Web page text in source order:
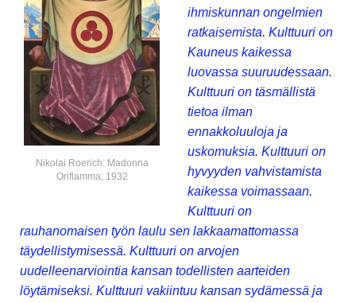
Nikolai Roerich: Madonna
Oriflamma, 1932
ihmiskunnan ongelmien
ratkaisemista. Kulttuuri on
Kauneus kaikessa
luovassa suuruudessaan.
Kulttuuri on täsmällistä
tietoa ilman
ennakkoluuloja ja
uskomuksia. Kulttuuri on
hyvyyden vahvistamista
kaikessa voimassaan.
Kulttuuri on
rauhanomaisen työn laulu sen lakkaamattomassa
täydellistymisessä. Kulttuuri on arvojen
uudelleenarviointia kansan todellisten aarteiden
löytämiseksi. Kulttuuri vakiintuu kansan sydämessä ja